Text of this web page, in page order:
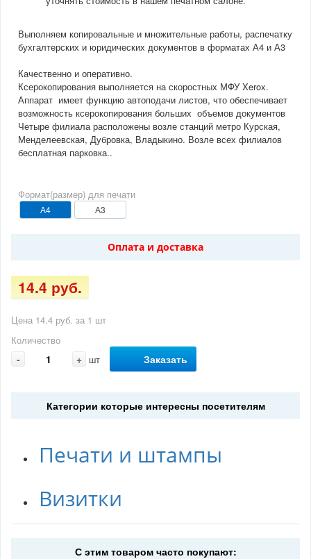
49
470.4 руб.
500
3 000 руб.
Выполняем копировальные и множительные работы, распечатку
бухгалтерских и юридических документов в форматах А4 и А3
Качественно и оперативно.
Ксерокопирования выполняется на скоростных МФУ Xerox.
Аппарат имеет функцию автоподачи листов, что обеспечивает
возможность ксерокопирования больших объемов документов
Четыре филиала расположены возле станций метро Курская,
Менделеевская, Дубровка, Владыкино. Возле всех филиалов
бесплатная парковка..
Формат(размер) для печати
А4 А3
Оплата и доставка
14.4 руб.
Цена 14.4 руб. за 1 шт
Количество
- + шт Заказать
Категории которые интересны посетителям
Печати и штампы
Визитки
С этим товаром часто покупают: